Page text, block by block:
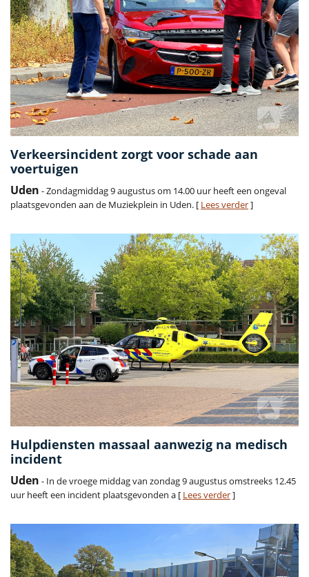
Verkeersincident zorgt voor schade aan
voertuigen
Uden - Zondagmiddag 9 augustus om 14.00 uur heeft een ongeval
plaatsgevonden aan de Muziekplein in Uden. [ Lees verder]
Hulpdiensten massaal aanwezig na medisch
incident
Uden - In de vroege middag van zondag 9 augustus omstreeks 12.45
uur heeft een incident plaatsgevonden a [ Lees verder]